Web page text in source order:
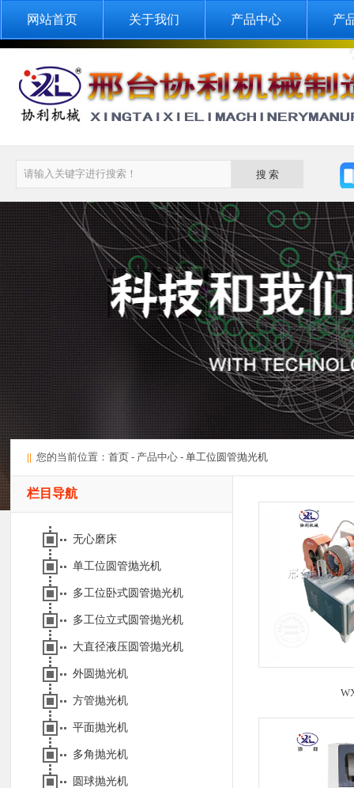
网站首页 关于我们 产品中心 产
|| 您的当前位置： 首页- 产品中心 - 单工位圆管抛光机
栏目导航
无心磨床
单工位圆管抛光机
多工位卧式圆管抛光机
多工位立式圆管抛光机
大直径液压圆管抛光机
外圆抛光机
方管抛光机
平面抛光机
多角抛光机
圆球抛光机